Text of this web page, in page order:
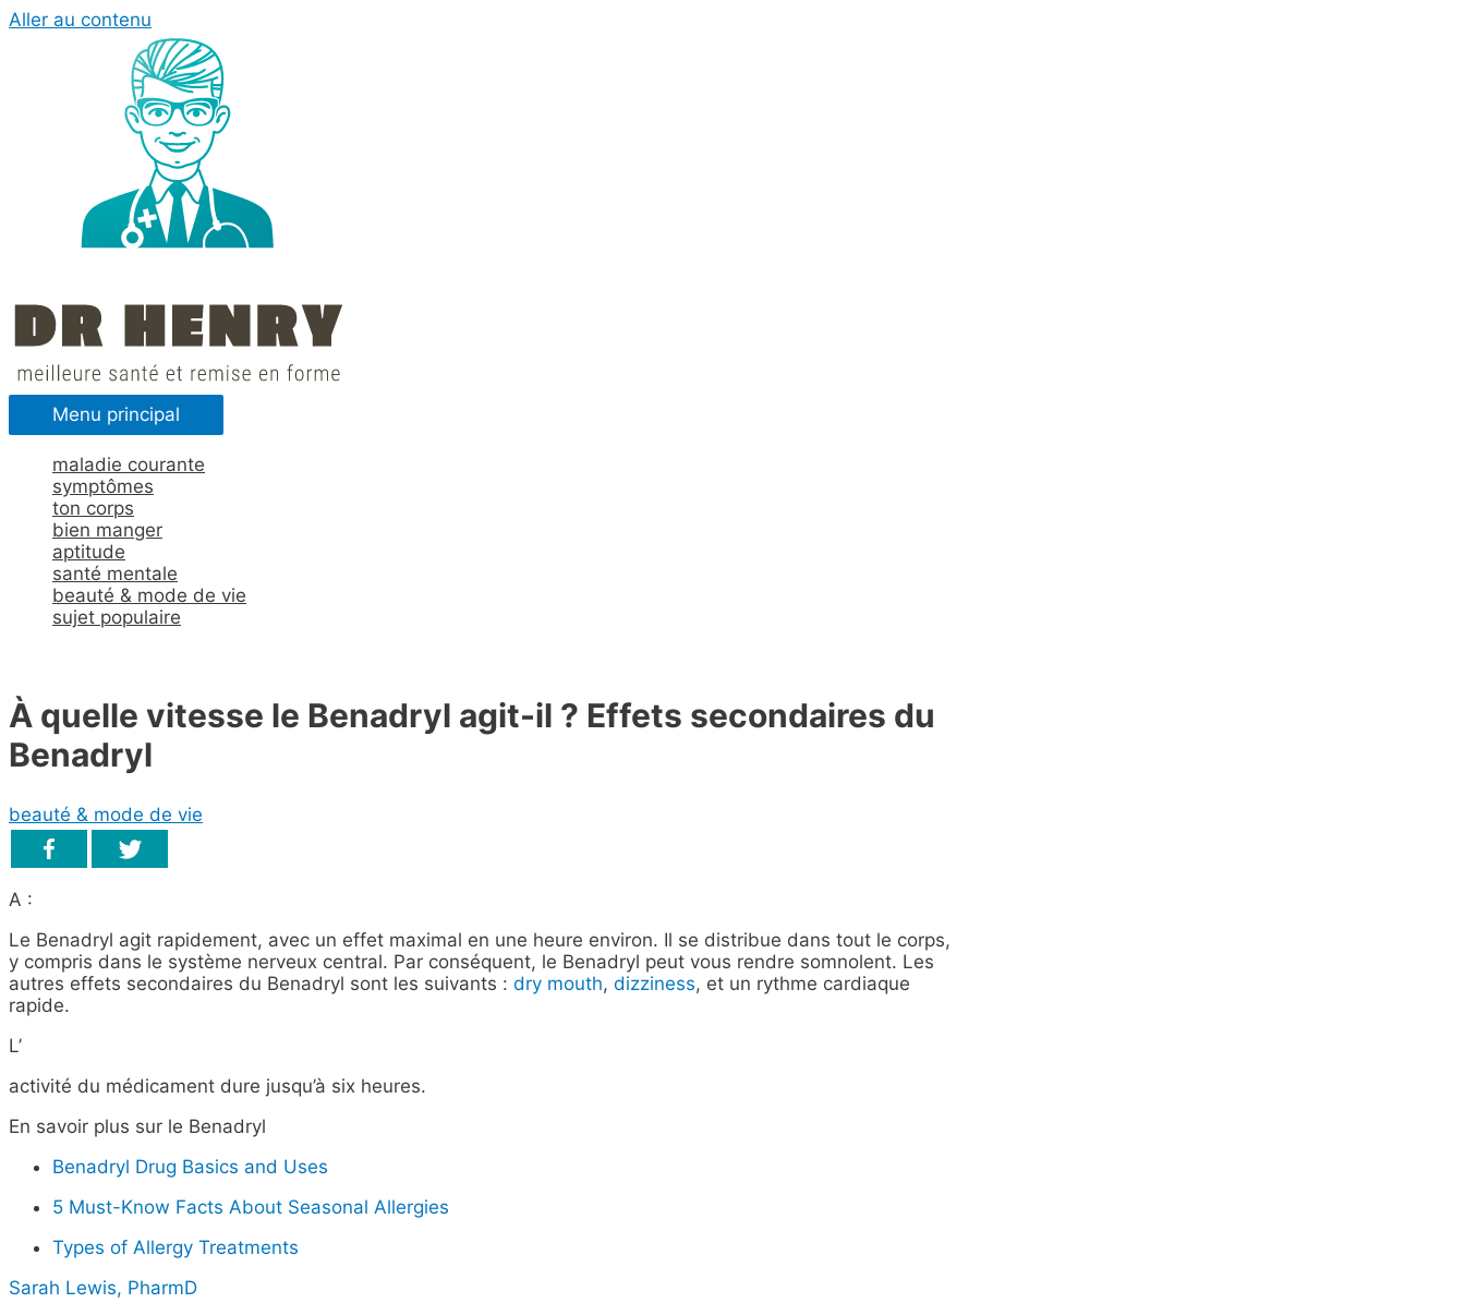
Aller au contenu
Menu principal
maladie courante
symptômes
ton corps
bien manger
aptitude
santé mentale
beauté & mode de vie
sujet populaire
À quelle vitesse le Benadryl agit-il ? Effets secondaires du
Benadryl
beauté & mode de vie
A :
Le Benadryl agit rapidement, avec un effet maximal en une heure environ. Il se distribue dans tout le corps,
y compris dans le système nerveux central. Par conséquent, le Benadryl peut vous rendre somnolent. Les
autres effets secondaires du Benadryl sont les suivants : dry mouth, dizziness, et un rythme cardiaque
rapide.
L’
activité du médicament dure jusqu’à six heures.
En savoir plus sur le Benadryl
Benadryl Drug Basics and Uses
5 Must-Know Facts About Seasonal Allergies
Types of Allergy Treatments
Sarah Lewis, PharmD